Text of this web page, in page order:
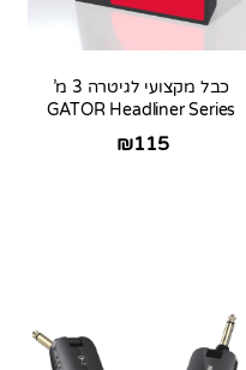
כבל מקצועי לגיטרה 3 מ’
GATOR Headliner Series
₪115